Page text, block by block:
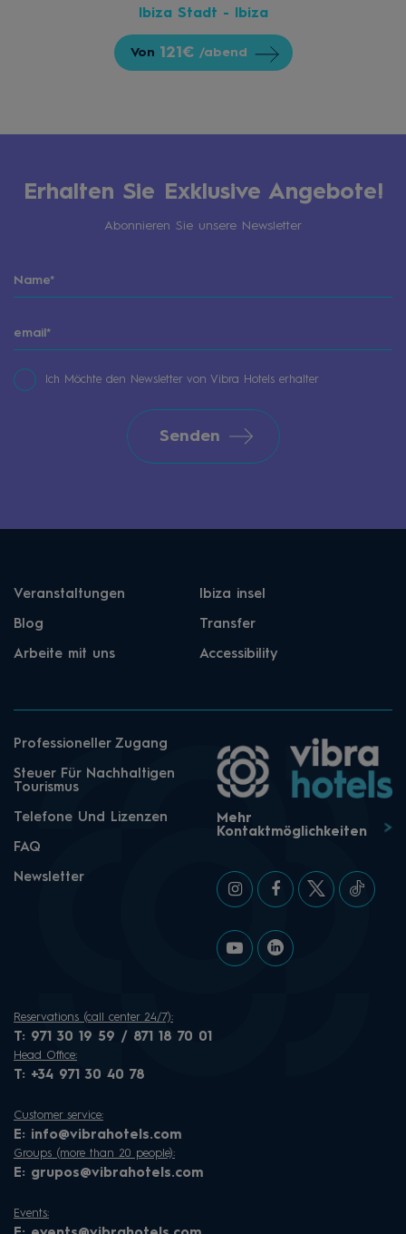
Ibiza Stadt - Ibiza
Von 121€ /abend
Erhalten Sie Exklusive Angebote!
Abonnieren Sie unsere Newsletter
Ich Möchte den Newsletter von Vibra Hotels erhalter
Senden
Veranstaltungen Ibiza insel
Blog Transfer
Arbeite mit uns Accessibility
Professioneller Zugang
Steuer Für Nachhaltigen
Tourismus
Telefone Und Lizenzen
FAQ
Newsletter
Mehr
Kontaktmöglichkeiten
Reservations (call center 24/7):
T: 971 30 19 59 / 871 18 70 01
Head Office:
T: +34 971 30 40 78
Customer service:
E: info@vibrahotels.com
Groups (more than 20 people):
E: grupos@vibrahotels.com
Events: